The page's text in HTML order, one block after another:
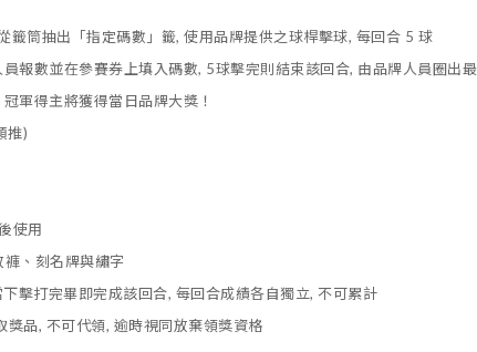
籤筒抽出「指定碼數」籤, 使用品牌提供之球桿擊球, 每回合 5 球
報數並在參賽券上填入碼數, 5球擊完則結束該回合, 由品牌人員圈出
軍得主將獲得當日品牌大獎 ！
推)
使用
、刻名牌與繡字
擊打完畢即完成該回合, 每回合成績各自獨立, 不可累計
品, 不可代領, 逾時視同放棄領獎資格